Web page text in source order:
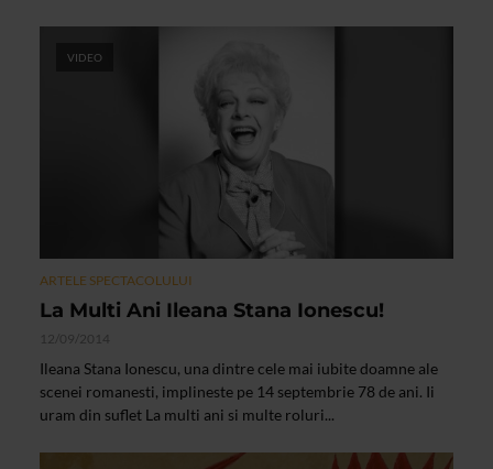
VIDEO
ARTELE SPECTACOLULUI
La Multi Ani Ileana Stana Ionescu!
12/09/2014
Ileana Stana Ionescu, una dintre cele mai iubite doamne ale
scenei romanesti, implineste pe 14 septembrie 78 de ani. Ii
uram din suflet La multi ani si multe roluri...